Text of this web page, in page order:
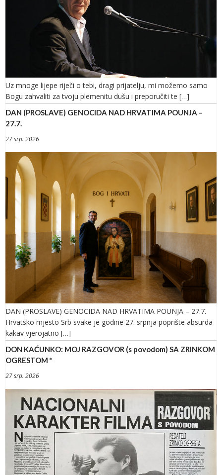
Uz mnoge lijepe riječi o tebi, dragi prijatelju, mi možemo samo
Bogu zahvaliti za tvoju plemenitu dušu i preporučiti te […]
DAN (PROSLAVE) GENOCIDA NAD HRVATIMA POUNJA –
27.7.
27 srp. 2026
DAN (PROSLAVE) GENOCIDA NAD HRVATIMA POUNJA – 27.7.
Hrvatsko mjesto Srb svake je godine 27. srpnja poprište absurda
kakav vjerojatno […]
DON KAĆUNKO: MOJ RAZGOVOR (s povodom) SA ZRINKOM
OGRESTOM *
27 srp. 2026